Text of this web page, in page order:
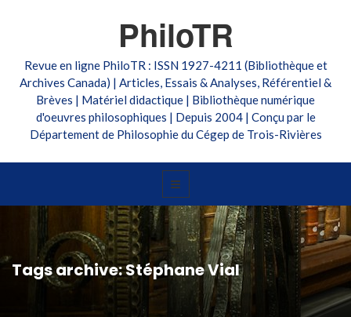
PhiloTR
Revue en ligne PhiloTR : ISSN 1927-4211 (Bibliothèque et
Archives Canada) | Articles, Essais & Analyses, Référentiel &
Brèves | Matériel didactique | Bibliothèque numérique
d'oeuvres philosophiques | Depuis 2004 | Conçu par le
Département de Philosophie du Cégep de Trois-Rivières
Tags archive: Stéphane Vial